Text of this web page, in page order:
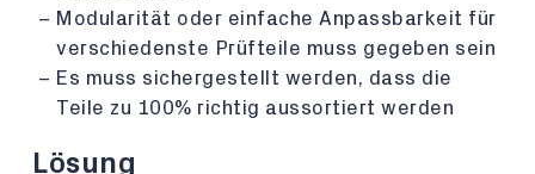
Modularität oder einfache Anpassbarkeit für
verschiedenste Prüfteile muss gegeben sein
Es muss sichergestellt werden, dass die
Teile zu 100% richtig aussortiert werden
Lösung